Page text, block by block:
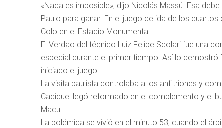
«Nada es imposible», dijo Nicolás Massú. Esa
Paulo para ganar. En el juego de ida de los
Colo en el Estadio Monumental.
El Verdao del técnico Luiz Felipe Scolari fue una
especial durante el primer tiempo. Así lo demostró
iniciado el juego.
La visita paulista controlaba a los anfitriones y
Cacique llegó reformado en el complemento y el
Macul.
La polémica se vivió en el minuto 53, cuando el